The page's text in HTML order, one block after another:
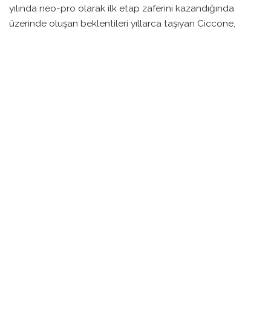
yılında neo-pro olarak ilk etap zaferini kazandığında
üzerinde oluşan beklentileri yıllarca taşıyan Ciccone,